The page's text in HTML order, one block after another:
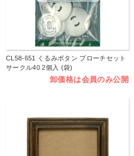
CL58-651 くるみボタン ブローチセット
サークル40 2個入 (袋)
卸価格は会員のみ公開